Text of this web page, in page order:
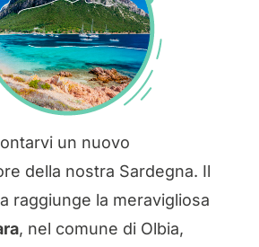
un nuovo
della nostra Sardegna. Il
raggiunge la meravigliosa
, nel comune di Olbia,​